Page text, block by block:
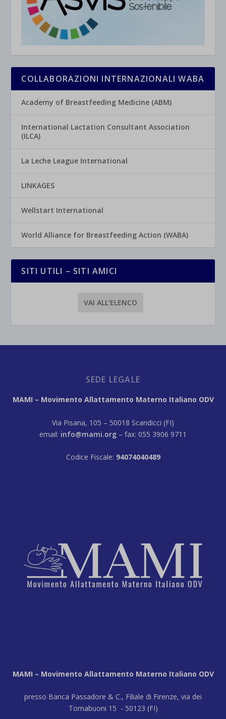
COLLABORAZIONI INTERNAZIONALI WABA
Academy of Breastfeeding Medicine (ABM)
International Lactation Consultant Association
(ILCA)
La Leche League International
LINKAGES
Wellstart International
World Alliance for Breastfeeding Action (WABA)
SITI UTILI – SITI AMICI
VAI ALL’ELENCO
SEDE LEGALE
MAMI – Movimento Allattamento Materno Italiano ODV
Via Pisana, 105 – 50018 Scandicci (FI)
email: info@mami.org – fax: 055 3906 9711
Codice Fiscale: 94074040489
MAMI – Movimento Allattamento Materno Italiano ODV
presso Banca Passadore & C., Filiale di Firenze, via dei
Tornabuoni 15 - 50123 (FI)